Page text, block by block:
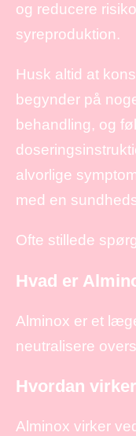
og reducere
syreproduktion.
Husk altid at
begynder på
behandling, og
alvorlige
med en
Ofte stillede
Hvad er
Alminox er et
neutralisere
Hvordan
Alminox virker